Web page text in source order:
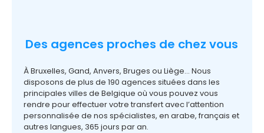
Des agences proches de chez vous
À Bruxelles, Gand, Anvers, Bruges ou Liège… Nous
disposons de plus de 190 agences situées dans les
principales villes de Belgique où vous pouvez vous
rendre pour effectuer votre transfert avec l’attention
personnalisée de nos spécialistes, en arabe, français et
autres langues, 365 jours par an.